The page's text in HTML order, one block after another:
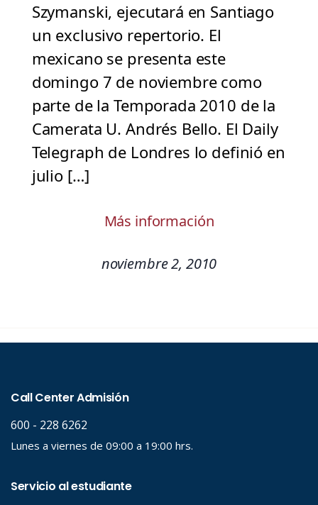
Szymanski, ejecutará en Santiago
un exclusivo repertorio. El
mexicano se presenta este
domingo 7 de noviembre como
parte de la Temporada 2010 de la
Camerata U. Andrés Bello. El Daily
Telegraph de Londres lo definió en
julio […]
Más información
noviembre 2, 2010